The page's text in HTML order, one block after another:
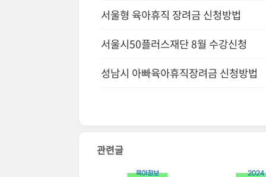
서울형 육아휴직 장려금 신청방법
서울시50플러스재단 8월 수강신청
성남시 아빠육아휴직장려금 신청방법
관련글